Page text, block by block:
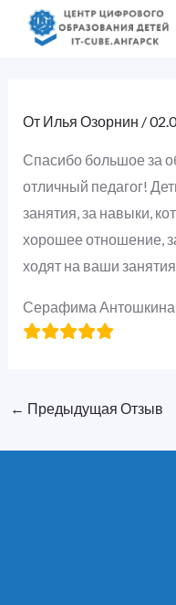
Перейти
От Илья Озорнин /
Спасибо большое за
отличный педагог!
занятия, за навыки,
хорошее отношение,
ходят на ваши
Серафима Антошкина
Навигация
← Предыдущая Отзыв